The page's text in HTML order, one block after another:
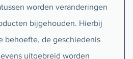
worden veranderingen
bijgehouden. Hierbij
behoefte, de geschiedenis
uitgebreid worden